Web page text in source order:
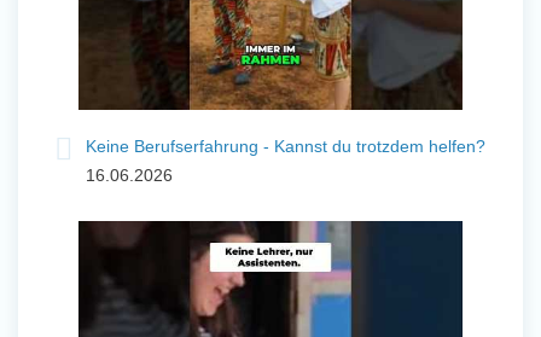
Keine Berufserfahrung - Kannst du trotzdem helfen?
16.06.2026